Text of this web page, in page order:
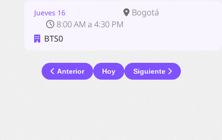
Jueves 16
BTS0
Bogotá
8:00 AM a 4:30 PM
Anterior Hoy Siguiente